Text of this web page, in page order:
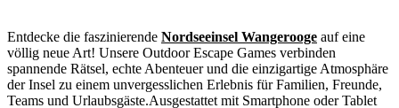
Entdecke die faszinierende Nordseeinsel Wangerooge auf eine
völlig neue Art! Unsere Outdoor Escape Games verbinden
spannende Rätsel, echte Abenteuer und die einzigartige Atmosphäre
der Insel zu einem unvergesslichen Erlebnis für Familien, Freunde,
Teams und Urlaubsgäste.Ausgestattet mit Smartphone oder Tablet